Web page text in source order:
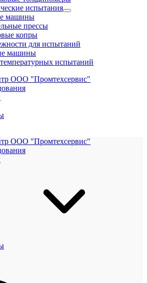
испытания
машины
прессы
копры
для испытаний
машины
испытаний
ООО "Промтехсервис"
ООО "Промтехсервис"